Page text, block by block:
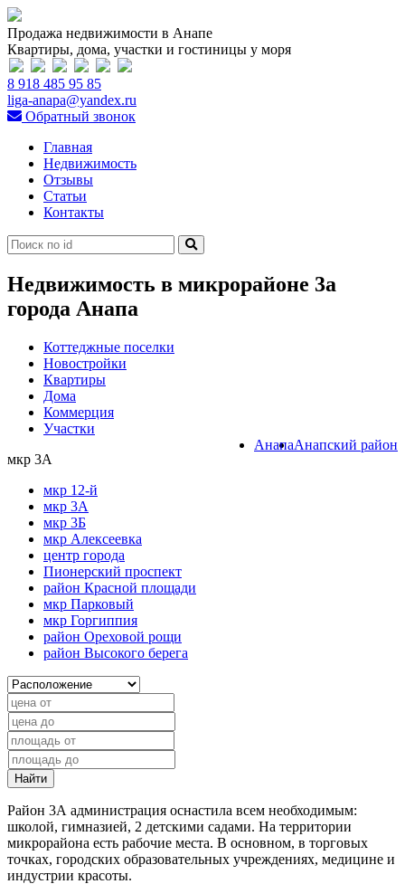
Продажа недвижимости в Анапе
Квартиры, дома, участки и гостиницы у моря
8 918 485 95 85
liga-anapa@yandex.ru
Обратный звонок
Главная
Недвижимость
Отзывы
Статьи
Контакты
Недвижимость в микрорайоне 3а
города Анапа
Коттеджные поселки
Новостройки
Квартиры
Дома
Коммерция
Участки
Анапский район
Анапа
мкр 3А
мкр 12-й
мкр 3А
мкр 3Б
мкр Алексеевка
центр города
Пионерский проспект
район Красной площади
мкр Парковый
мкр Горгиппия
район Ореховой рощи
район Высокого берега
Найти
Район 3А администрация оснастила всем необходимым:
школой, гимназией, 2 детскими садами. На территории
микрорайона есть рабочие места. В основном, в торговых
точках, городских образовательных учреждениях, медицине и
индустрии красоты.